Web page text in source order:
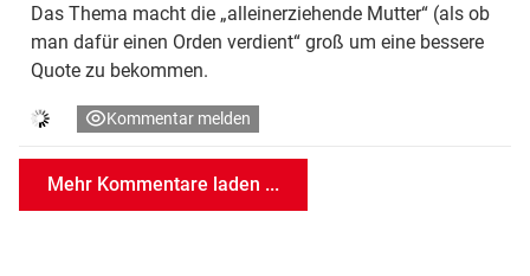
Das Thema macht die „alleinerziehende Mutter“ (als ob
man dafür einen Orden verdient“ groß um eine bessere
Quote zu bekommen.
Kommentar melden
Mehr Kommentare laden ...